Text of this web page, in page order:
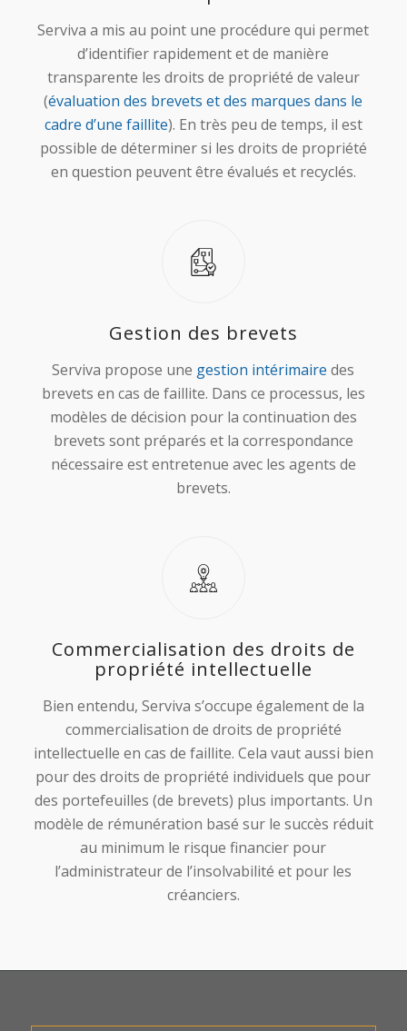
Serviva a mis au point une procédure qui permet
d’identifier rapidement et de manière
transparente les droits de propriété de valeur
(évaluation des brevets et des marques dans le
cadre d’une faillite). En très peu de temps, il est
possible de déterminer si les droits de propriété
en question peuvent être évalués et recyclés.
Gestion des brevets
Serviva propose une gestion intérimaire des
brevets en cas de faillite. Dans ce processus, les
modèles de décision pour la continuation des
brevets sont préparés et la correspondance
nécessaire est entretenue avec les agents de
brevets.
Commercialisation des droits de
propriété intellectuelle
Bien entendu, Serviva s’occupe également de la
commercialisation de droits de propriété
intellectuelle en cas de faillite. Cela vaut aussi bien
pour des droits de propriété individuels que pour
des portefeuilles (de brevets) plus importants. Un
modèle de rémunération basé sur le succès réduit
au minimum le risque financier pour
l’administrateur de l’insolvabilité et pour les
créanciers.